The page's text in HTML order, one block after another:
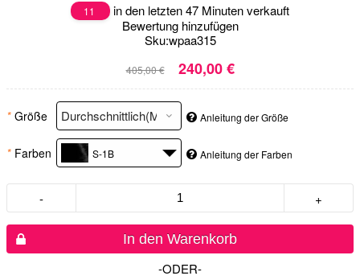
11
in den letzten 47 Minuten verkauft
Bewertung hinzufügen
Sku:wpaa315
405,00 € 240,00 €
* Größe Anleitung der Größe
* Farben S-1B Anleitung der Farben
- +
In den Warenkorb
-ODER-